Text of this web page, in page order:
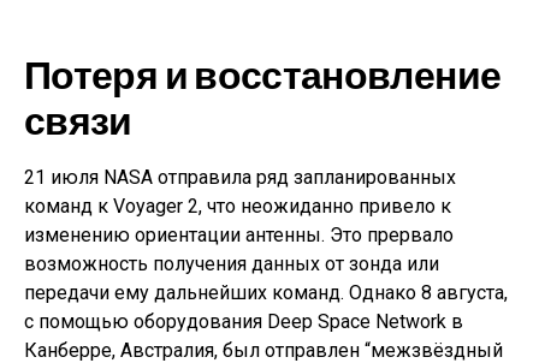
Потеря и восстановление
связи
21 июля NASA отправила ряд запланированных
команд к Voyager 2, что неожиданно привело к
изменению ориентации антенны. Это прервало
возможность получения данных от зонда или
передачи ему дальнейших команд. Однако 8 августа,
с помощью оборудования Deep Space Network в
Канберре, Австралия, был отправлен “межзвёздный